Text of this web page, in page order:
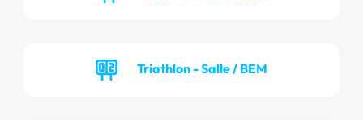
Triathlon - Salle / BEM